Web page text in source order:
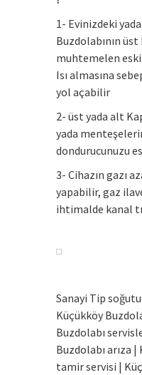
1- Evinizdeki
Buzdolabının
muhtemelen
Isı almasına
yol açabilir
2- üst yada alt
yada
dondurucunuzu
3- Cihazın gazı
yapabilir, gaz
ihtimalde kanal
Sanayi Tip
Küçükköy
Buzdolabı
Buzdolabı arıza
tamir servisi |